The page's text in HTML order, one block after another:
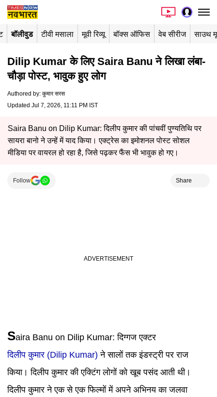
बॉलीवुड टीवी मसाला मूवी रिव्यू बॉक्स ऑफिस वेब सीरीज साउथ
Dilip Kumar के लिए Saira Banu ने लिखा लंबा-
चौड़ा पोस्ट, भावुक हुए लोग
Authored by: कुमार सरस
Updated Jul 7, 2026, 11:11 PM IST
Saira Banu on Dilip Kumar: दिलीप कुमार की पांचवीं पुण्यतिथि पर
सायरा बानो ने उन्हें में याद किया। एक्ट्रेस का इमोशनल पोस्ट सोशल
मीडिया पर वायरल हो रहा है, जिसे पढ़कर फैंस भी भावुक हो गए।
Follow Share
Saira Banu on Dilip Kumar: दिग्गज एक्टर
दिलीप कुमार (Dilip Kumar) ने सालों तक इंडस्ट्री पर राज
किया। दिलीप कुमार की एक्टिंग लोगों को खूब पसंद आती थी।
दिलीप कुमार ने एक से एक फिल्मों में अपने अभिनय का जलवा